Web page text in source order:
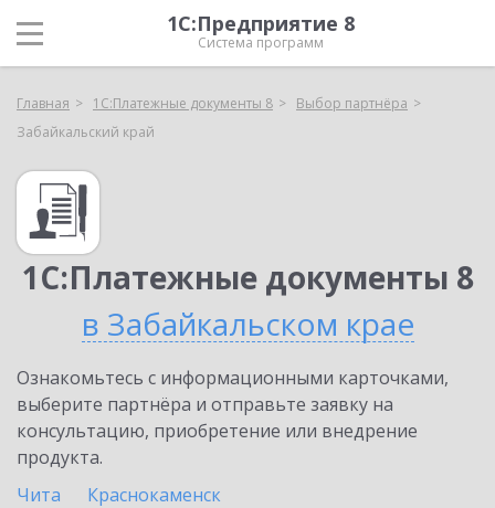
1С:Предприятие 8
Система программ
Главная 1С:Платежные документы 8
Выбор партнёра
Забайкальский край
1С:Платежные документы 8
в Забайкальском крае
Ознакомьтесь с информационными карточками,
выберите партнёра и отправьте заявку на
консультацию, приобретение или внедрение
продукта.
Чита
Краснокаменск